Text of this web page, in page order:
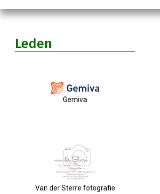
Leden
Gemiva
Van der Sterre fotografie